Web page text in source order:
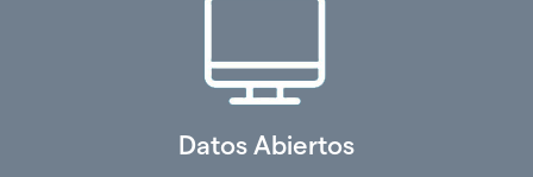
Datos Abiertos